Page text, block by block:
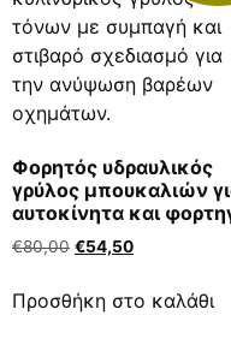
Φορητός υδραυλικός
γρύλος μπουκαλιών
αυτοκίνητα και
€80,00 €54,50
Προσθήκη στο καλάθι